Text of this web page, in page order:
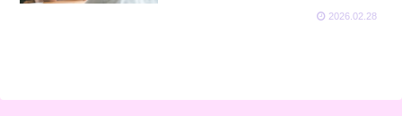
2026.02.28